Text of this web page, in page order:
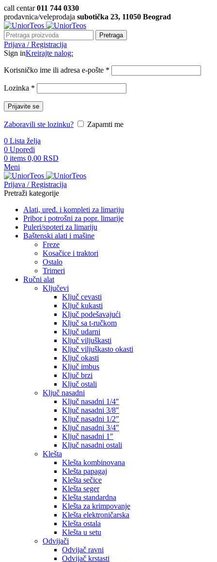
call centar011 744 0330
prodavnica/veleprodaja subotička 23, 11050 Beograd
Pretraga
Prijava / Registracija
Sign inKreirajte nalog:
Korisničko ime ili adresa e-pošte *
Lozinka *
Prijavite se
Zaboravili ste lozinku?
Zapamti me
0 Lista želja
0 Uporedi
0 items 0,00 RSD
Meni
Prijava / Registracija
Pretraži kategorije
Alati, uređ. i kompleti za limariju
Pribor i potrošni za popr. limarije
Puleri/spoteri za limariju
Baštenski alati i mašine
Freze
Kosačice i traktori
Ostalo
Trimeri
Ručni alat
Ključevi
Ključ cevasti
Ključ kukasti
Ključ podešavajući
Ključ sa t-ručkom
Ključ udarni
Ključ viljuškasti
Ključ viljuškasto okasti
Ključ okasti
Ključ imbus
Ključ brzi
Ključ ostali
Ključ nasadni
Ključ nasadni 1/4″
Ključ nasadni 3/8″
Ključ nasadni 1/2″
Ključ nasadni 3/4″
Ključ nasadni 1″
Ključ nasadni ostali
Klešta
Klešta kombinovana
Klešta papagaj
Klešta sečice
Klešta seger
Klešta standardna
Klešta za krimpovanje
Klešta elektroničarska
Klešta ostala
Klešta u setu
Odvijači
Odvijač ravni
Odvijač krstasti